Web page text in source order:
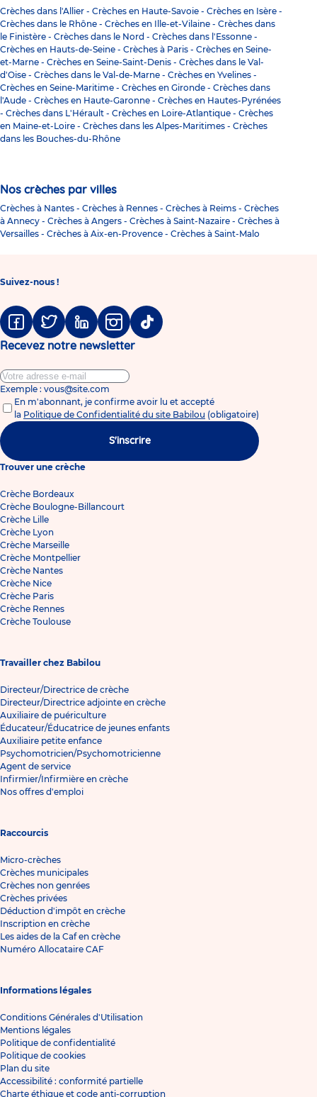
Crèches dans l'Allier - Crèches en Haute-Savoie - Crèches en Isère -
Crèches dans le Rhône - Crèches en Ille-et-Vilaine - Crèches dans
le Finistère - Crèches dans le Nord - Crèches dans l'Essonne -
Crèches en Hauts-de-Seine - Crèches à Paris - Crèches en Seine-
et-Marne - Crèches en Seine-Saint-Denis - Crèches dans le Val-
d'Oise - Crèches dans le Val-de-Marne - Crèches en Yvelines -
Crèches en Seine-Maritime - Crèches en Gironde - Crèches dans
l'Aude - Crèches en Haute-Garonne - Crèches en Hautes-Pyrénées
- Crèches dans L'Hérault - Crèches en Loire-Atlantique - Crèches
en Maine-et-Loire - Crèches dans les Alpes-Maritimes - Crèches
dans les Bouches-du-Rhône
Nos crèches par villes
Crèches à Nantes - Crèches à Rennes - Crèches à Reims - Crèches
à Annecy - Crèches à Angers - Crèches à Saint-Nazaire - Crèches à
Versailles - Crèches à Aix-en-Provence - Crèches à Saint-Malo
Suivez-nous !
FacebookTwitter LinkedinInstagramTiktok
Recevez notre newsletter
Exemple : vous@site.com
En m'abonnant, je confirme avoir lu et accepté
la Politique de Confidentialité du site Babilou (obligatoire)
S'inscrire
Trouver une crèche
Crèche Bordeaux
Crèche Boulogne-Billancourt
Crèche Lille
Crèche Lyon
Crèche Marseille
Crèche Montpellier
Crèche Nantes
Crèche Nice
Crèche Paris
Crèche Rennes
Crèche Toulouse
Travailler chez Babilou
Directeur/Directrice de crèche
Directeur/Directrice adjointe en crèche
Auxiliaire de puériculture
Éducateur/Éducatrice de jeunes enfants
Auxiliaire petite enfance
Psychomotricien/Psychomotricienne
Agent de service
Infirmier/Infirmière en crèche
Nos offres d'emploi
Raccourcis
Micro-crèches
Crèches municipales
Crèches non genrées
Crèches privées
Déduction d'impôt en crèche
Inscription en crèche
Les aides de la Caf en crèche
Numéro Allocataire CAF
Informations légales
Conditions Générales d'Utilisation
Mentions légales
Politique de confidentialité
Politique de cookies
Plan du site
Accessibilité : conformité partielle
Charte éthique et code anti-corruption